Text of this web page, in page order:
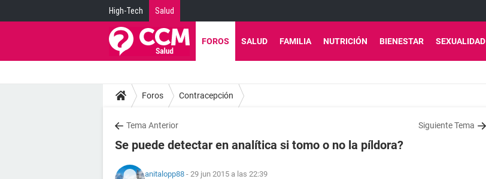
High-Tech Salud
FOROS SALUD FAMILIA NUTRICIÓN BIENESTAR SEXUALIDAD
Foros Contracepción
Tema Anterior Siguiente Tema
Se puede detectar en analítica si tomo o no la píldora?
anitalopp88 - 29 jun 2015 a las 22:39